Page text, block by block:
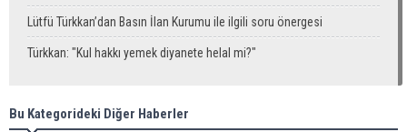
Lütfü Türkkan’dan Basın İlan Kurumu ile ilgili soru önergesi
Türkkan: "Kul hakkı yemek diyanete helal mi?"
Bu Kategorideki Diğer Haberler